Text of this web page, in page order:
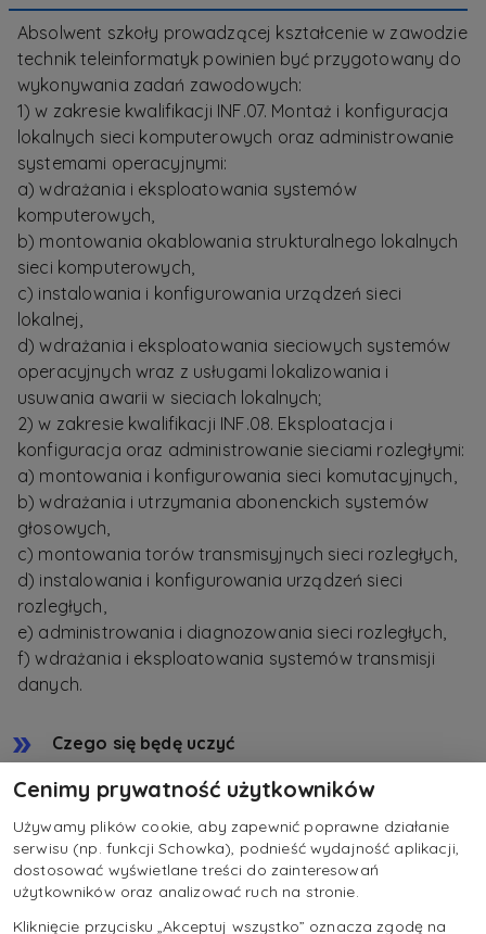
Absolwent szkoły prowadzącej kształcenie w zawodzie
technik teleinformatyk powinien być przygotowany do
wykonywania zadań zawodowych:
1) w zakresie kwalifikacji INF.07. Montaż i konfiguracja
lokalnych sieci komputerowych oraz administrowanie
systemami operacyjnymi:
a) wdrażania i eksploatowania systemów
komputerowych,
b) montowania okablowania strukturalnego lokalnych
sieci komputerowych,
c) instalowania i konfigurowania urządzeń sieci
lokalnej,
d) wdrażania i eksploatowania sieciowych systemów
operacyjnych wraz z usługami lokalizowania i
usuwania awarii w sieciach lokalnych;
2) w zakresie kwalifikacji INF.08. Eksploatacja i
konfiguracja oraz administrowanie sieciami rozległymi:
a) montowania i konfigurowania sieci komutacyjnych,
b) wdrażania i utrzymania abonenckich systemów
głosowych,
c) montowania torów transmisyjnych sieci rozległych,
d) instalowania i konfigurowania urządzeń sieci
rozległych,
e) administrowania i diagnozowania sieci rozległych,
f) wdrażania i eksploatowania systemów transmisji
danych.
Czego się będę uczyć
Eksploatacja i konfiguracja oraz
administrowanie sieciami rozległymi
Montaż i konfiguracja lokalnych sieci
Cenimy prywatność użytkowników
Używamy plików cookie, aby zapewnić poprawne działanie
serwisu (np. funkcji Schowka), podnieść wydajność aplikacji,
dostosować wyświetlane treści do zainteresowań
użytkowników oraz analizować ruch na stronie.
Kliknięcie przycisku „Akceptuj wszystko” oznacza zgodę na